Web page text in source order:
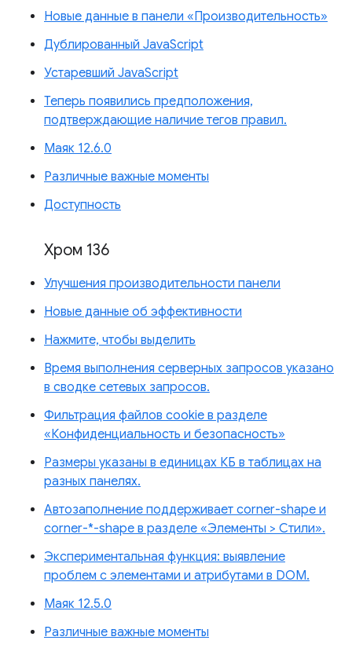
Новые данные в панели «Производительность»
Дублированный JavaScript
Устаревший JavaScript
Теперь появились предположения,
подтверждающие наличие тегов правил.
Маяк 12.6.0
Различные важные моменты
Доступность
Хром 136
Улучшения производительности панели
Новые данные об эффективности
Нажмите, чтобы выделить
Время выполнения серверных запросов указано
в сводке сетевых запросов.
Фильтрация файлов cookie в разделе
«Конфиденциальность и безопасность»
Размеры указаны в единицах КБ в таблицах на
разных панелях.
Автозаполнение поддерживает corner-shape и
corner-*-shape в разделе «Элементы > Стили».
Экспериментальная функция: выявление
проблем с элементами и атрибутами в DOM.
Маяк 12.5.0
Различные важные моменты